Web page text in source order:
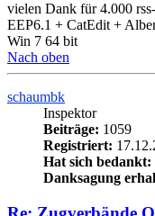
vielen Dank für 4.000
EEP6.1 + CatEdit +
Win 7 64 bit
Nach oben
schaumbk
Inspektor
Beiträge: 1059
Registriert:
Hat sich bedankt:
Danksagung